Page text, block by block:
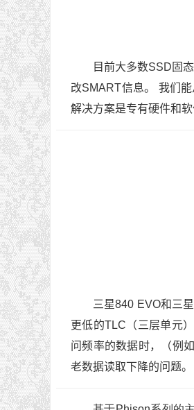
目前大多数SSD固
改SMART信息。
我们
解决方案是专有硬件和
三星840 EVO和三
更低的TLC（三层单元
问频率的数据时，（例
老数据读取下降的问题。